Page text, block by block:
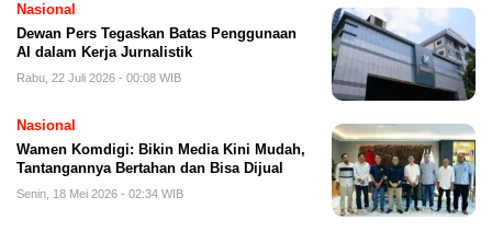
Nasional
Dewan Pers Tegaskan Batas Penggunaan
AI dalam Kerja Jurnalistik
Rabu, 22 Juli 2026 - 00:08 WIB
Nasional
Wamen Komdigi: Bikin Media Kini Mudah,
Tantangannya Bertahan dan Bisa Dijual
Senin, 18 Mei 2026 - 02:34 WIB